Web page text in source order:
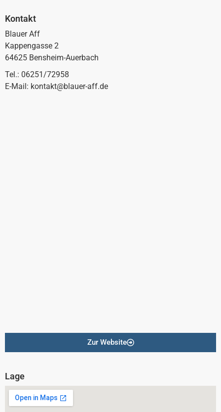
Kontakt
Blauer Aff
Kappengasse 2
64625 Bensheim-Auerbach
Tel.: 06251/72958
E-Mail: kontakt@blauer-aff.de
Zur Website
Lage